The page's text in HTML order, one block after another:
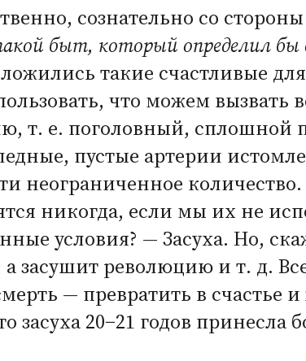
сознательно со
быт, который определил бы
такие счастливые
что можем вызвать
т. е. поголовный, сплошной
пустые артерии
неограниченное
никогда, если мы их не
условия? — Засуха. Но,
а засушит революцию и т. д.
— превратить в счастье
засуха 20−21 годов принесла